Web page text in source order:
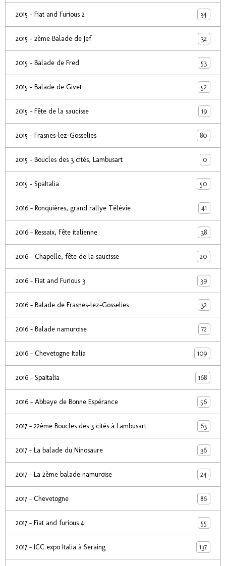
2015 - Fiat and Furious 2 34
2015 - 2ème Balade de Jef 32
2015 - Balade de Fred 53
2015 - Balade de Givet 52
2015 - Fête de la saucisse 19
2015 - Frasnes-lez-Gosselies 80
2015 - Boucles des 3 cités, Lambusart 0
2015 - SpaItalia 50
2016 - Ronquières, grand rallye Télévie 41
2016 - Ressaix, Fête italienne 38
2016 - Chapelle, fête de la saucisse 20
2016 - Fiat and Furious 3 39
2016 - Balade de Frasnes-lez-Gosselies 32
2016 - Balade namuroise 72
2016 - Chevetogne Italia 109
2016 - SpaItalia 168
2016 - Abbaye de Bonne Espérance 56
2017 - 22ème Boucles des 3 cités à Lambusart 63
2017 - La balade du Ninosaure 36
2017 - La 2ème balade namuroise 24
2017 - Chevetogne 86
2017 - Fiat and furious 4 55
2017 - ICC expo Italia à Seraing 137